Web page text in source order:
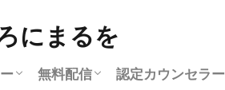
にまるを
無料配信 認定カウンセラー